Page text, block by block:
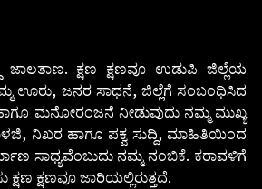
ಜಾಲತಾಣ. ಕ್ಷಣ ಕ್ಷಣವೂ ಉಡುಪಿ ಜಿಲ್ಲೆಯ
ಊರು, ಜನರ ಸಾಧನೆ, ಜಿಲ್ಲೆಗೆ ಸಂಬಂಧಿಸಿದ
ಮನೋರಂಜನೆ ನೀಡುವುದು ನಮ್ಮ ಮುಖ್ಯ
ನಿಖರ ಹಾಗೂ ಪಕ್ವ ಸುದ್ದಿ, ಮಾಹಿತಿಯಿಂದ
ಸಾಧ್ಯವೆಂಬುದು ನಮ್ಮ ನಂಬಿಕೆ. ಕರಾವಳಿಗೆ
ಕ್ಷಣವೂ ಜಾರಿಯಲ್ಲಿರುತ್ತದೆ.